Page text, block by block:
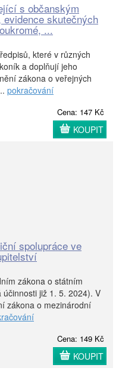
s občanským
skutečných
...
které v různých
a doplňují jeho
zákona o veřejných
pokračování
Cena: 147 Kč
KOUPIT
spolupráce ve
zákona o státním
již 1. 5. 2024). V
zákona o mezinárodní
Cena: 149 Kč
KOUPIT